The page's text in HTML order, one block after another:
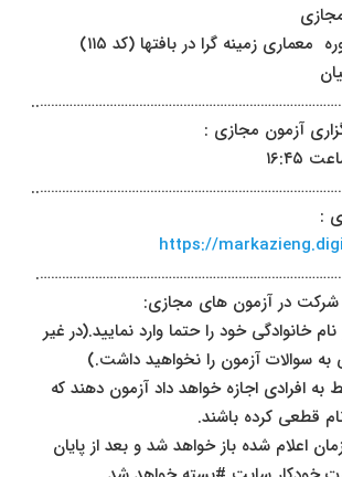
زمینه گرا در بافتها (کد ۱۱۵)
آزمون مجازی :
:
https://
شرکت در آزمون های مجازی:
خانوادگی خود را حتما وارد نمایید.(در غیر
سوالات آزمون را نخواهید داشت.)
به افرادی اجازه خواهد داد آزمون دهند که
قطعی کرده باشند.
اعلام شده باز خواهد شد و بعد از پایان